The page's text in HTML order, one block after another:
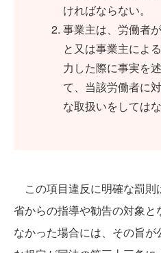
ければならない。
事業主は、労働者
と又は事業主によ
力した際に事実を
て、当該労働者に
な取扱いをしてはな
この項目違反に明確な罰則
省からの指導や勧告の対象
なかった場合には、その旨